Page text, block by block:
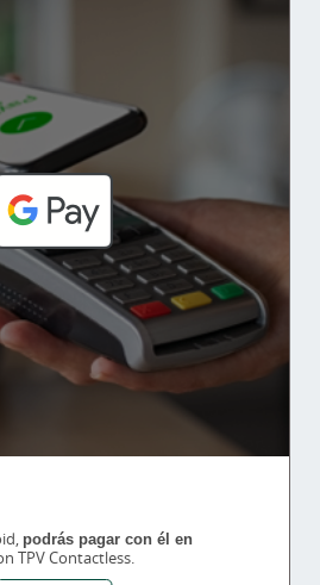
podrás pagar con él en
TPV Contactless.